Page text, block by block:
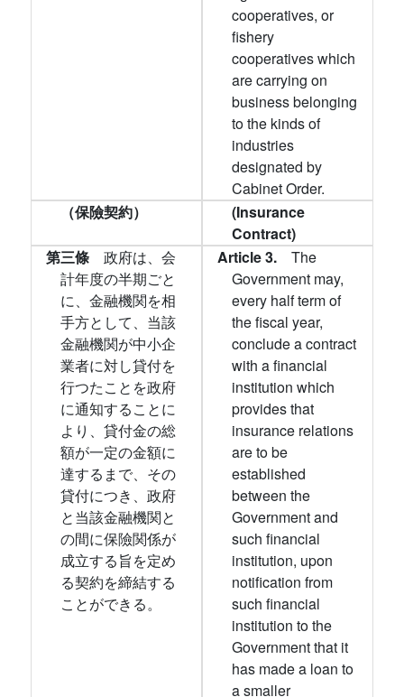
cooperatives, or
fishery
cooperatives which
are carrying on
business belonging
to the kinds of
industries
designated by
Cabinet Order.
（保險契約）
(Insurance
Contract)
第三條 政府は、会
計年度の半期ごと
に、金融機関を相
手方として、当該
金融機関が中小企
業者に対し貸付を
行つたことを政府
に通知することに
より、貸付金の総
額が一定の金額に
達するまで、その
貸付につき、政府
と当該金融機関と
の間に保險関係が
成立する旨を定め
る契約を締結する
ことができる。
Article 3. The
Government may,
every half term of
the fiscal year,
conclude a contract
with a financial
institution which
provides that
insurance relations
are to be
established
between the
Government and
such financial
institution, upon
notification from
such financial
institution to the
Government that it
has made a loan to
a smaller